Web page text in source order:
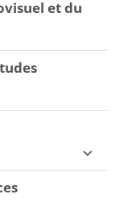
et du